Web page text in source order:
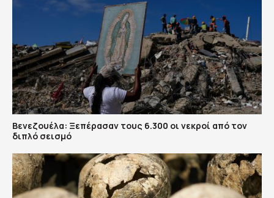
Βενεζουέλα: Ξεπέρασαν τους 6.300 οι νεκροί από τον
διπλό σεισμό